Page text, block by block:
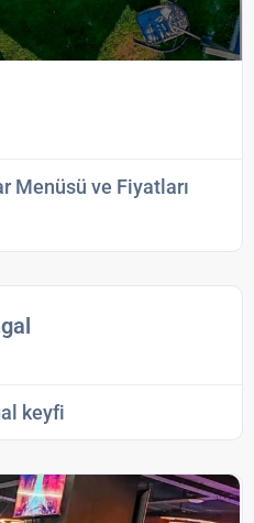
Menüsü ve Fiyatları
keyfi